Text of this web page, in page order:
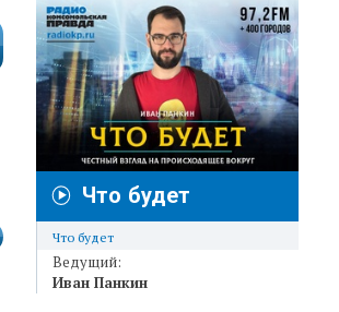
Что будет
Что будет
Ведущий:
Иван Панкин